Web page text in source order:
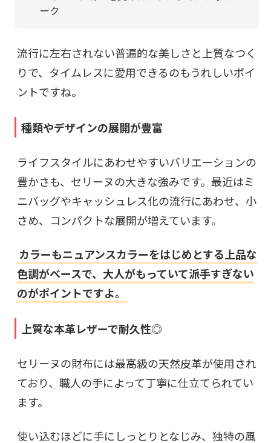
ーク
流行に左右されない普遍的な美しさと上質なつく
りで、タイムレスに愛用できるのもうれしいポイ
ントですね。
種類やデザインの展開が豊富
ライフスタイルにあわせやすいバリエーションの
豊かさも、セリーヌの大きな強みです。最近はミ
ニバッグやキャッシュレス化の流行にあわせ、小
さめ、コンパクトな展開が増えています。
カラーもニュアンスカラーをはじめとする上品な
色調がベースで、大人がもっていて派手すぎない
のがポイントですよ。
上質な本革レザーで耐久性◎
セリーヌの財布には最高級の天然皮革が使用され
ており、職人の手によって丁寧に仕立てられてい
ます。
使い込むほどに手にしっとりとなじみ、独特の風